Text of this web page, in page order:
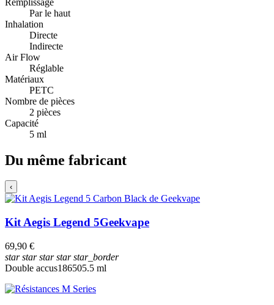
Par le haut
Inhalation
Directe
Indirecte
Air Flow
Réglable
Matériaux
PETC
Nombre de pièces
2 pièces
Capacité
5 ml
Du même fabricant
‹
Kit Aegis Legend 5Geekvape
69,90 €
starstarstarstarstar_border
Double accus186505.5 ml